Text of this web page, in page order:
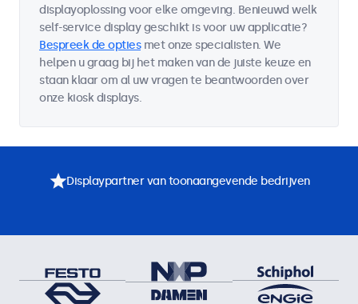
displayoplossing voor elke omgeving. Benieuwd welk
self-service display geschikt is voor uw applicatie?
Bespreek de optiesmet onze specialisten. We
helpen u graag bij het maken van de juiste keuze en
staan klaar om al uw vragen te beantwoorden over
onze kiosk displays.
Displaypartner van toonaangevende bedrijven